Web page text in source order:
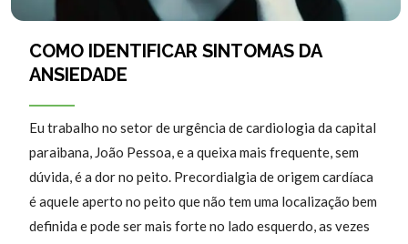
COMO IDENTIFICAR SINTOMAS DA
ANSIEDADE
Eu trabalho no setor de urgência de cardiologia da capital
paraibana, João Pessoa, e a queixa mais frequente, sem
dúvida, é a dor no peito. Precordialgia de origem cardíaca
é aquele aperto no peito que não tem uma localização bem
definida e pode ser mais forte no lado esquerdo, as vezes